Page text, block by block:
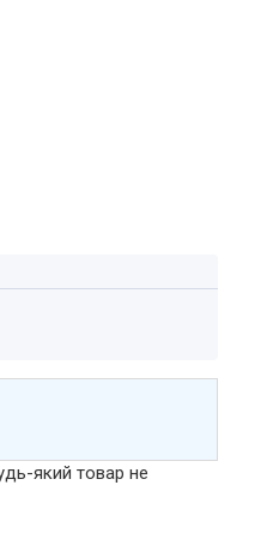
який товар не